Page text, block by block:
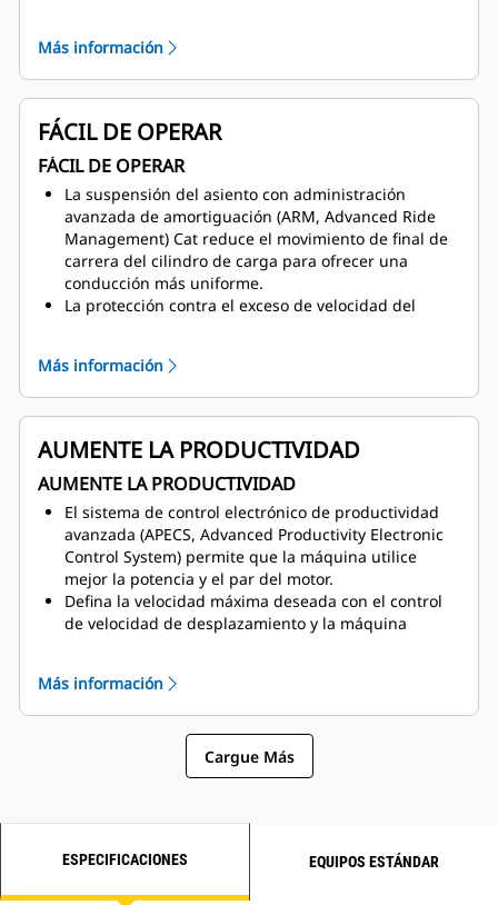
el control de temperatura automático.
Más información
FÁCIL DE OPERAR
FÁCIL DE OPERAR
La suspensión del asiento con administración
avanzada de amortiguación (ARM, Advanced Ride
Management) Cat reduce el movimiento de final de
carrera del cilindro de carga para ofrecer una
conducción más uniforme.
La protección contra el exceso de velocidad del
marcha. La máquina ayudará a reducir la velocidad
al cancelar la orden del acelerador y activar el freno
de compresión del motor.
Más información
AUMENTE LA PRODUCTIVIDAD
AUMENTE LA PRODUCTIVIDAD
El sistema de control electrónico de productividad
avanzada (APECS, Advanced Productivity Electronic
Control System) permite que la máquina utilice
mejor la potencia y el par del motor.
Defina la velocidad máxima deseada con el control
de velocidad de desplazamiento y la máquina
consumo de combustible en áreas de velocidad
reducida.
La función de límite de velocidad de la máquina
reemplaza la selección de marcha superior.
El calado automático ayuda a llevar rápidamente la
arranque cuando se trabaja en climas más fríos.
Más información
Cargue Más
ESPECIFICACIONES EQUIPOS ESTÁNDAR